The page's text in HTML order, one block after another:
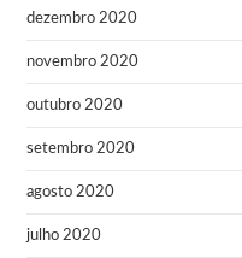
dezembro 2020
novembro 2020
outubro 2020
setembro 2020
agosto 2020
julho 2020